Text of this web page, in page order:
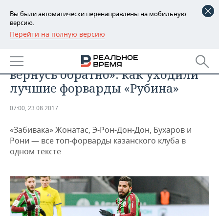
Вы были автоматически перенаправлены на мобильную
версию.
Перейти на полную версию
РЕГИОНЫ
БАШКОРТОСТАН
ТАТАРСТАН
НОВОСТИ
АНАЛИТИКА
ДЕКЛАРАЦИИ О ДОХОДАХ
КОРОЛИ ГОСЗАКАЗА ПФО
КОМУ ПРИНАДЛЕЖАТ
ТОРГОВЫЕ ЦЕНТРЫ
ТАТАРСТАНА
НОВОСТИ ЭКОНОМИКИ
ФИНАНСЫ
БЮДЖЕТ
ПРОМЫШЛЕННОСТЬ
НОВОСТИ
ПРОМЫШЛЕННОСТИ
АГРОПРОМ
МАШИНОСТРОЕНИЕ
НЕДВИЖИМОСТЬ
НОВОСТИ АВТО
БИЗНЕС
«С огромным удовольствием
вернусь обратно»: как уходили
лучшие форварды «Рубина»
07:00, 23.08.2017
«Забивака» Жонатас, Э-Рон-Дон-Дон, Бухаров и
Рони — все топ-форварды казанского клуба в
одном тексте